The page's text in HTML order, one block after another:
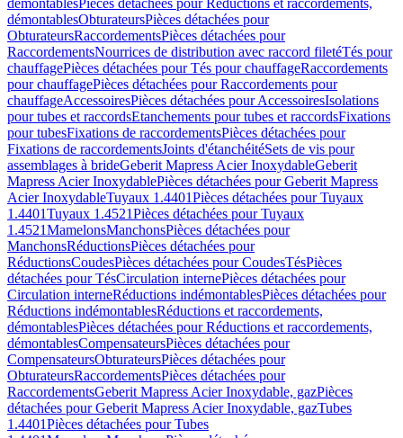
démontablesPièces détachées pour Réductions et raccordements,
démontablesObturateursPièces détachées pour
ObturateursRaccordementsPièces détachées pour
RaccordementsNourrices de distribution avec raccord filetéTés pour
chauffagePièces détachées pour Tés pour chauffageRaccordements
pour chauffagePièces détachées pour Raccordements pour
chauffageAccessoiresPièces détachées pour AccessoiresIsolations
pour tubes et raccordsEtanchements pour tubes et raccordsFixations
pour tubesFixations de raccordementsPièces détachées pour
Fixations de raccordementsJoints d'étanchéitéSets de vis pour
assemblages à brideGeberit Mapress Acier InoxydableGeberit
Mapress Acier InoxydablePièces détachées pour Geberit Mapress
Acier InoxydableTuyaux 1.4401Pièces détachées pour Tuyaux
1.4401Tuyaux 1.4521Pièces détachées pour Tuyaux
1.4521MamelonsManchonsPièces détachées pour
ManchonsRéductionsPièces détachées pour
RéductionsCoudesPièces détachées pour CoudesTésPièces
détachées pour TésCirculation internePièces détachées pour
Circulation interneRéductions indémontablesPièces détachées pour
Réductions indémontablesRéductions et raccordements,
démontablesPièces détachées pour Réductions et raccordements,
démontablesCompensateursPièces détachées pour
CompensateursObturateursPièces détachées pour
ObturateursRaccordementsPièces détachées pour
RaccordementsGeberit Mapress Acier Inoxydable, gazPièces
détachées pour Geberit Mapress Acier Inoxydable, gazTubes
1.4401Pièces détachées pour Tubes